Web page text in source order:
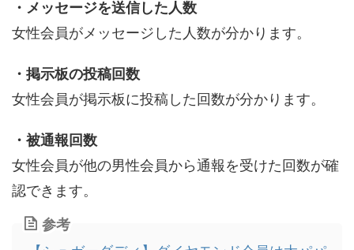
・メッセージを送信した人数
女性会員がメッセージした人数が分かります。
・掲示板の投稿回数
女性会員が掲示板に投稿した回数が分かります。
・被通報回数
女性会員が他の男性会員から通報を受けた回数が確
認できます。
参考